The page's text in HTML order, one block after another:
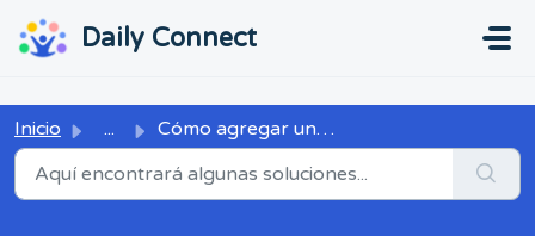
Daily Connect
Inicio ... Cómo agregar una entrada al portafolio de un niño